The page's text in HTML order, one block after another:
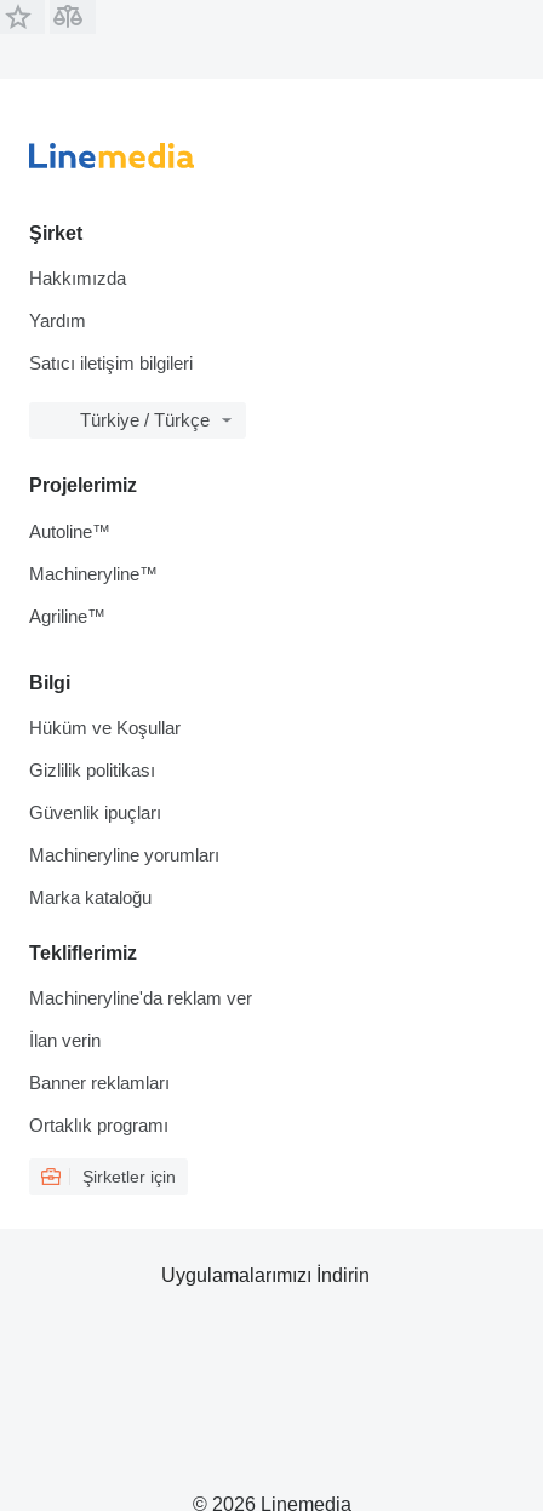
Şirket
Hakkımızda
Yardım
Satıcı iletişim bilgileri
Türkiye / Türkçe
Bilgi
Hüküm ve Koşullar
Gizlilik politikası
Güvenlik ipuçları
Machineryline yorumları
Marka kataloğu
Tekliflerimiz
Machineryline'da reklam ver
İlan verin
Banner reklamları
Ortaklık programı
Şirketler için
Projelerimiz
Autoline™
Machineryline™
Agriline™
© 2026 Linemedia
Uygulamalarımızı İndirin